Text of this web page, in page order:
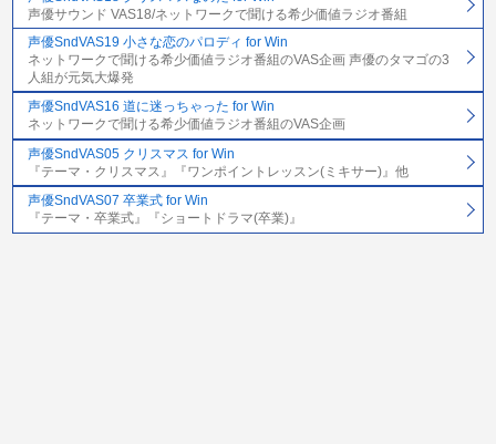
声優サウンド VAS18/ネットワークで聞ける希少価値ラジオ番組
声優SndVAS19 小さな恋のパロディ for Win
ネットワークで聞ける希少価値ラジオ番組のVAS企画 声優のタマゴの3
人組が元気大爆発
声優SndVAS16 道に迷っちゃった for Win
ネットワークで聞ける希少価値ラジオ番組のVAS企画
声優SndVAS05 クリスマス for Win
『テーマ・クリスマス』『ワンポイントレッスン(ミキサー)』他
声優SndVAS07 卒業式 for Win
『テーマ・卒業式』『ショートドラマ(卒業)』